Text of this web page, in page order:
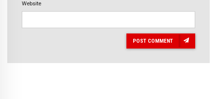
Website
POST COMMENT